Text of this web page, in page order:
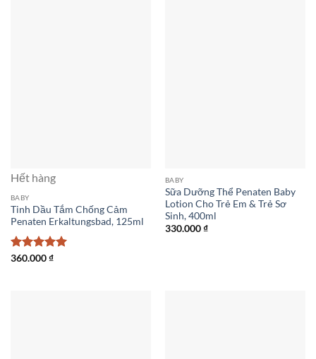
Hết hàng
BABY
Tinh Dầu Tắm Chống Cảm
Penaten Erkaltungsbad, 125ml
Được xếp
360.000₫
BABY
Sữa Dưỡng Thể Penaten Baby
Lotion Cho Trẻ Em & Trẻ Sơ
Sinh, 400ml
330.000₫